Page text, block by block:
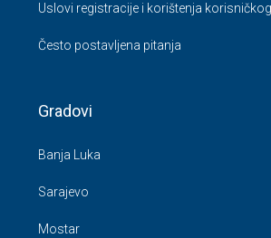
Uslovi registracije i korištenja
Često postavljena pitanja
Gradovi
Banja Luka
Sarajevo
Mostar